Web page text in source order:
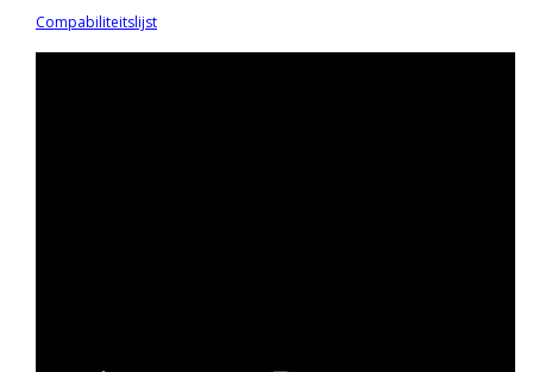
Compabiliteitslijst